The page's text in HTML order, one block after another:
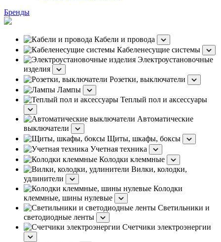
Бренды
Кабели и провода
Кабеленесущие системы
Электроустановочные
изделия
Розетки, выключатели
Лампы
Теплый пол и аксессуары
Автоматические
выключатели
Щиты, шкафы, боксы
Учетная техника
Колодки клеммные
Вилки, колодки,
удлинители
Колодки
клеммные, шины нулевые
Светильники и
светодиодные ленты
Счетчики электроэнергии